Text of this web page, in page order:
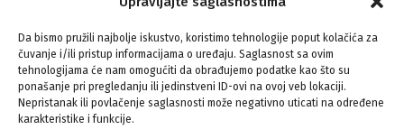
Da bismo pružili najbolje iskustvo, koristimo tehnologije poput kolačića za
čuvanje i/ili pristup informacijama o uređaju. Saglasnost sa ovim
tehnologijama će nam omogućiti da obrađujemo podatke kao što su
ponašanje pri pregledanju ili jedinstveni ID-ovi na ovoj veb lokaciji.
Nepristanak ili povlačenje saglasnosti može negativno uticati na određene
karakteristike i funkcije.
© Vijeće bošnjačke nacionalne manjine Grada Zagreba 2026
Impressum
Kontakt